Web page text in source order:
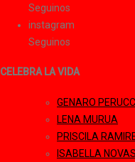
Seguinos
instagram
Seguinos
CELEBRA LA VIDA
GENARO
LENA MURUA
PRISCILA
ISABELLA NOVAS